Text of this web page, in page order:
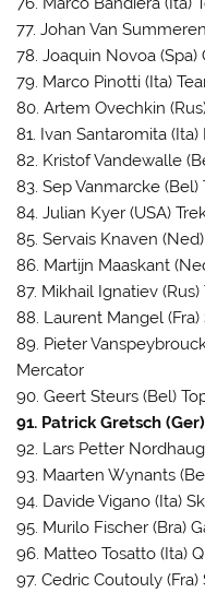
77. Johan Van
78. Joaquin Novoa (Spa)
79. Marco Pinotti (Ita)
80. Artem Ovechkin
81. Ivan Santaromita
82. Kristof Vandewalle
83. Sep Vanmarcke
84. Julian Kyer (USA)
85. Servais Knaven
86. Martijn Maaskant
87. Mikhail Ignatiev
88. Laurent Mangel (Fra)
89. Pieter
Mercator
90. Geert Steurs (Bel)
91. Patrick Gretsch
92. Lars Petter
93. Maarten Wynants
94. Davide Vigano (Ita)
95. Murilo Fischer (Bra)
96. Matteo Tosatto (Ita)
97. Cedric Coutouly (Fra)